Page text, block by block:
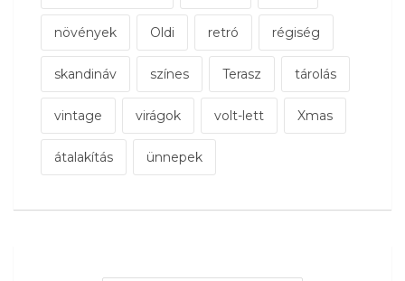
növények Oldi retró régiség
skandináv színes Terasz tárolás
vintage virágok volt-lett Xmas
átalakítás ünnepek